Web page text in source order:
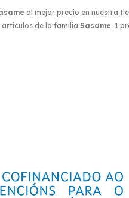
al mejor precio en nuestra
de la familia Sasame. 1